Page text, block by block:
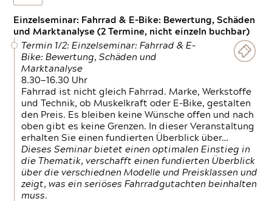
Einzelseminar: Fahrrad & E-Bike: Bewertung, Schäden
und Marktanalyse (2 Termine, nicht einzeln buchbar)
Termin 1/2: Einzelseminar: Fahrrad & E-
Bike: Bewertung, Schäden und
Marktanalyse
8.30—16.30 Uhr
Fahrrad ist nicht gleich Fahrrad. Marke, Werkstoffe
und Technik, ob Muskelkraft oder E-Bike, gestalten
den Preis. Es bleiben keine Wünsche offen und nach
oben gibt es keine Grenzen. In dieser Veranstaltung
erhalten Sie einen fundierten Überblick über…
Dieses Seminar bietet einen optimalen Einstieg in
die Thematik, verschafft einen fundierten Überblick
über die verschiednen Modelle und Preisklassen und
zeigt, was ein seriöses Fahrradgutachten beinhalten
muss.